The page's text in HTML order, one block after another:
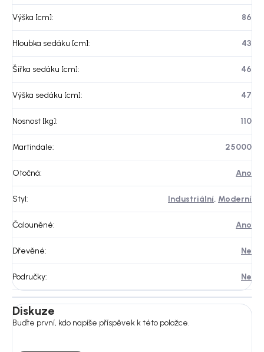
Výška [cm]: 86
Hloubka sedáku [cm]: 43
Šířka sedáku [cm]: 46
Výška sedáku [cm]: 47
Nosnost [kg]: 110
Martindale: 25000
Otočná: Ano
Styl: Industriální, Moderní
Čalouněné: Ano
Dřevěné: Ne
Područky: Ne
Diskuze
Buďte první, kdo napíše příspěvek k této položce.